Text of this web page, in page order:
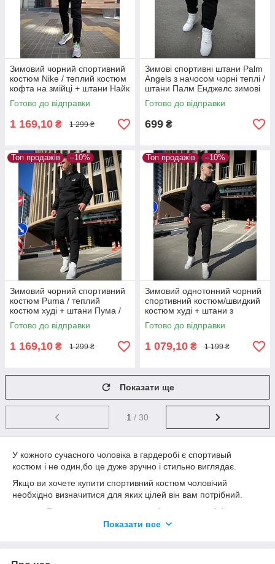
Зимовий чорний спортивний
костюм Nike / теплий костюм
кофта на змійці + штани Найк
Готово до відправки
1 169,10 ₴ 1 299 ₴
Зимові спортивні штани Palm
Angels з начосом чорні теплі /
штани Палм Енджелс зимові
на флісі чорного кольору
Готово до відправки
699 ₴
Топ продажів –10%
Зимовий чорний спортивний
костюм Puma / теплий
костюм худі + штани Пума /
костюм чорного кольору
Готово до відправки
1 169,10 ₴ 1 299 ₴
Топ продажів –10%
Зимовий однотонний чорний
спортивний костюм/швидкий
костюм худі + штани з
начосом/ костюм на флісі
Готово до відправки
1 079,10 ₴ 1 199 ₴
Показати ще
1 / 30
У кожного сучасного чоловіка в гардеробі є спортивый
костюм і не один,бо це дуже зручно і стильно виглядає.
Якщо ви хочете купити спортивний костюм чоловічий
необхідно визначитися для яких цілей він вам потрібний.
Види спортивних костюмів для чоловіків
Чоловічі спортивні костюми для прогулянок
Для тренувань у залі.
Показати все